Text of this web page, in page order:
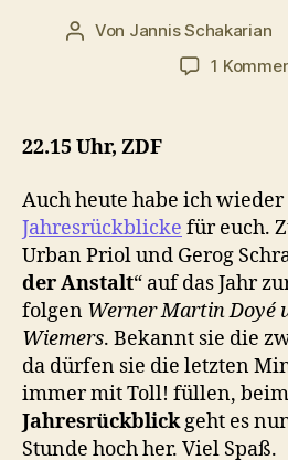
Beitragsautor
Von Jannis Schakarian
1
22.15 Uhr, ZDF
Auch heute habe ich wieder
Jahresrückblicke für euch.
Urban Priol und Gerog
der Anstalt“ auf das Jahr
folgen Werner Martin Doyé
Wiemers. Bekannt sie die
da dürfen sie die letzten
immer mit Toll! füllen, beim
Jahresrückblickgeht es
Stunde hoch her. Viel Spaß.